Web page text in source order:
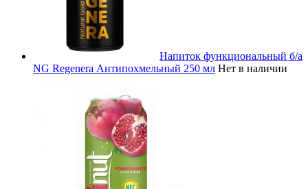
Напиток функциональный б/а
NG Regenera Антипохмельный 250 мл Нет в наличии